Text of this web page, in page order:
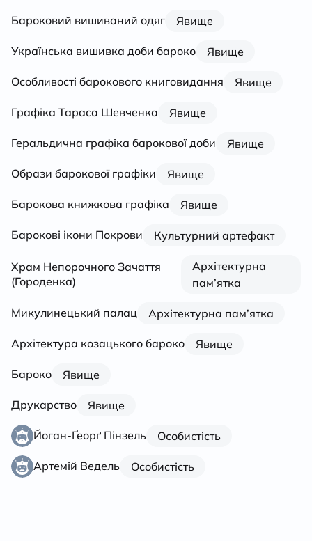
Бароковий вишиваний одяг Явище
Українська вишивка доби бароко Явище
Особливості барокового книговидання Явище
Графіка Тараса Шевченка Явище
Геральдична графіка барокової доби Явище
Образи барокової графіки Явище
Барокова книжкова графіка Явище
Барокові ікони Покрови Культурний артефакт
Храм Непорочного Зачаття
(Городенка)
Архітектурна
пам’ятка
Микулинецький палац Архітектурна пам’ятка
Архітектура козацького бароко Явище
Бароко Явище
Друкарство Явище
Йоган-Ґеорґ Пінзель Особистість
Артемій Ведель Особистість